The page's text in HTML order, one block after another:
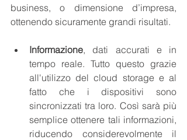
business, o dimensione d’impresa,
ottenendo sicuramente grandi risultati.
Informazione, dati accurati e in
tempo reale. Tutto questo grazie
all'utilizzo del cloud storage e al
fatto che i dispositivi sono
sincronizzati tra loro. Così sarà più
semplice ottenere tali informazioni,
riducendo considerevolmente il